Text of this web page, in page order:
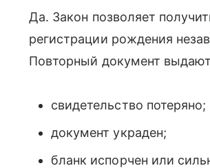
Да. Закон позволяет
регистрации рождения
Повторный документ
свидетельство потеряно;
документ украден;
бланк испорчен или